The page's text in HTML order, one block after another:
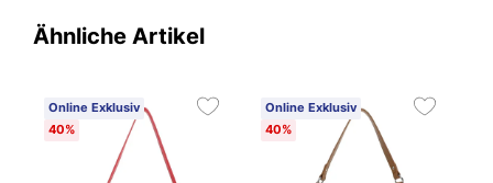
Ähnliche Artikel
Online Exklusiv
40%
Online Exklusiv
40%